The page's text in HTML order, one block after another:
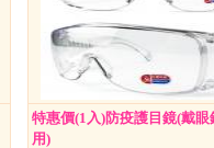
特惠價(1入)防疫護目鏡(戴眼
用)